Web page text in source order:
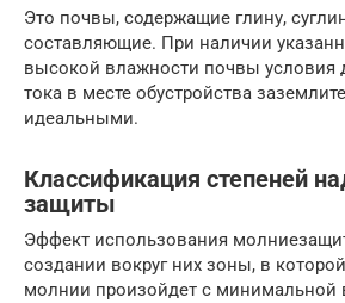
Это почвы, содержащие глину,
составляющие. При наличии
высокой влажности почвы условия
тока в месте обустройства
идеальными.
Классификация степеней
защиты
Эффект использования
создании вокруг них зоны, в
молнии произойдет с минимальной